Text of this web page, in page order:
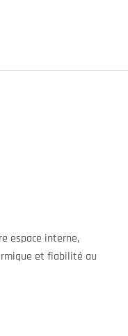
espace interne,
et fiabilité au